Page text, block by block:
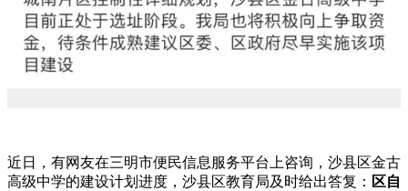
近日，有网友在三明市便民信息服务平台上咨询，沙县区金古
高级中学的建设计划进度，沙县区教育局及时给出答复： 区自